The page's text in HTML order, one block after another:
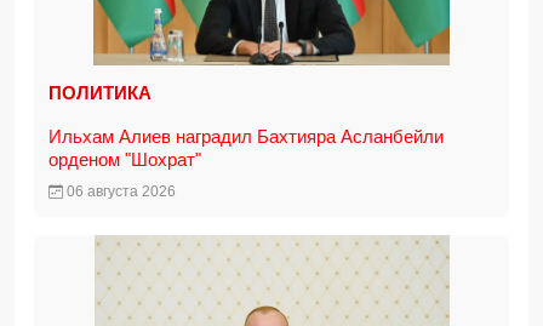
ПОЛИТИКА
Ильхам Алиев наградил Бахтияра Асланбейли
орденом "Шохрат"
06 августа 2026